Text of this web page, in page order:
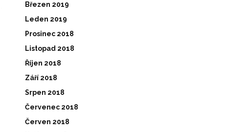
Březen 2019
Leden 2019
Prosinec 2018
Listopad 2018
Říjen 2018
Září 2018
Srpen 2018
Červenec 2018
Červen 2018